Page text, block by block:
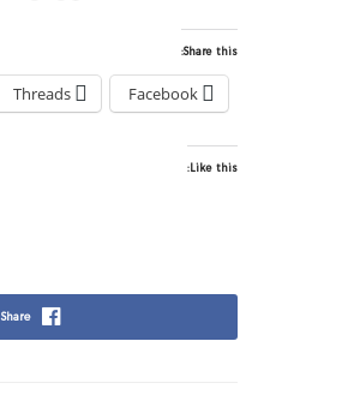
Share this:
Facebook
Threads
Like this:
Share